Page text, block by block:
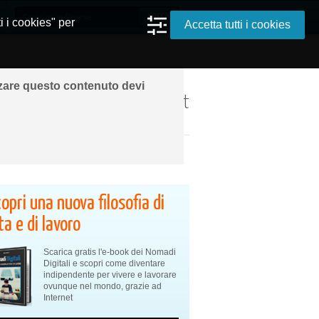
questo contenuto devi
ovunque grazie a Internet
una nuova filosofia di
e di lavoro
Scarica gratis l'e-book dei Nomadi
Digitali e scopri come diventare
indipendente per vivere e lavorare
ovunque nel mondo, grazie ad
Internet
i cookies" per
Accetta tutti i cookies